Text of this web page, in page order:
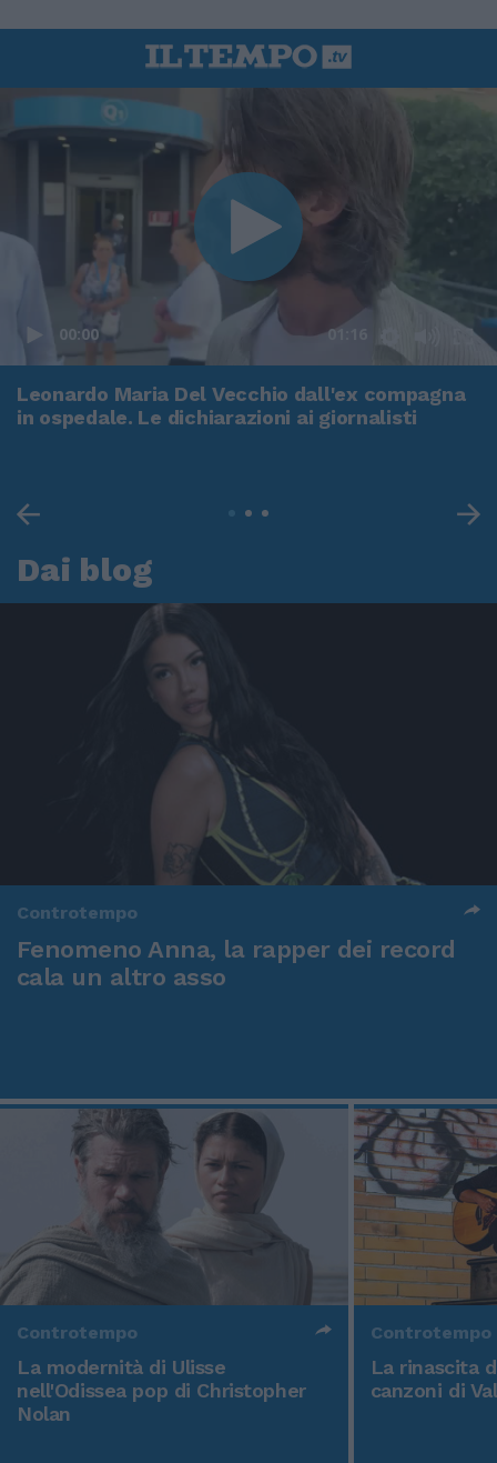
00:00 01:16
Leonardo Maria Del Vecchio dall'ex compagna
in ospedale. Le dichiarazioni ai giornalisti
Dai blog
Controtempo
Fenomeno Anna, la rapper dei record
cala un altro asso
Controtempo
La modernità di Ulisse
nell'Odissea pop di Christopher
Nolan
Controtempo
La rinascita
canzoni di